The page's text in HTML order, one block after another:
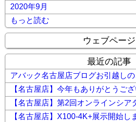
2020年9月
もっと読む
ウェブページ
最近の記事
アバック名古屋店ブログお引越し
【名古屋店】今年もありがとうござ
【名古屋店】第2回オンラインシア
【名古屋店】X100-4K+展示開始し